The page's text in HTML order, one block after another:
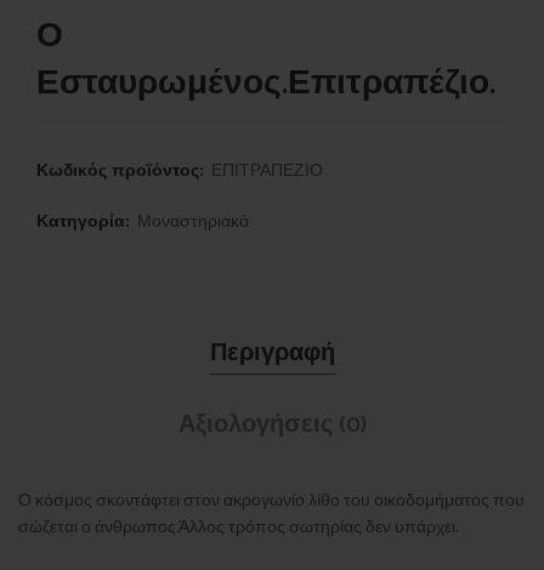
Ο
Εσταυρωμένος.Επιτραπέζιο.
Κωδικός προϊόντος: ΕΠΙΤΡΑΠΕΖΙΟ
Κατηγορία: Μοναστηριακά
Περιγραφή
Αξιολογήσεις (0)
Ο κόσμος σκοντάφτει στον ακρογωνίο λίθο του οικοδομήματος που
σώζεται ο άνθρωπος.Άλλος τρόπος σωτηρίας δεν υπάρχει.